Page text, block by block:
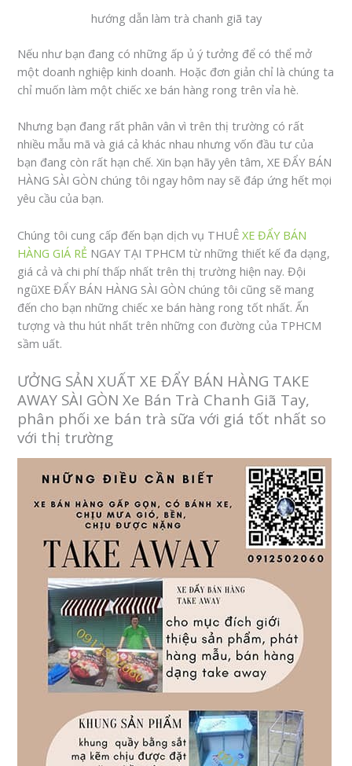
hướng dẫn làm trà chanh giã tay
Nếu như bạn đang có những ấp ủ ý tưởng để có thể mở
một doanh nghiệp kinh doanh. Hoặc đơn giản chỉ là chúng ta
chỉ muốn làm một chiếc xe bán hàng rong trên vỉa hè.
Nhưng bạn đang rất phân vân vì trên thị trường có rất
nhiều mẫu mã và giá cả khác nhau nhưng vốn đầu tư của
bạn đang còn rất hạn chế. Xin bạn hãy yên tâm, XE ĐẨY BÁN
HÀNG SÀI GÒN chúng tôi ngay hôm nay sẽ đáp ứng hết mọi
yêu cầu của bạn.
Chúng tôi cung cấp đến bạn dịch vụ THUÊXE ĐẨY BÁN
HÀNG GIÁ RẺ NGAY TẠI TPHCM từ những thiết kế đa dạng,
giá cả và chi phí thấp nhất trên thị trường hiện nay. Đội
ngũXE ĐẨY BÁN HÀNG SÀI GÒN chúng tôi cũng sẽ mang
đến cho bạn những chiếc xe bán hàng rong tốt nhất. Ấn
tượng và thu hút nhất trên những con đường của TPHCM
sầm uất.
ƯỞNG SẢN XUẤT XE ĐẨY BÁN HÀNG TAKE
AWAY SÀI GÒN Xe Bán Trà Chanh Giã Tay,
phân phối xe bán trà sữa với giá tốt nhất so
với thị trường